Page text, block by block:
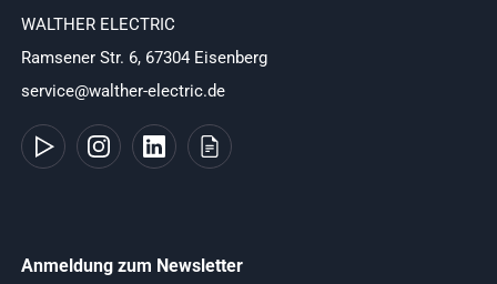
WALTHER ELECTRIC
Ramsener Str. 6, 67304 Eisenberg
service@walther-electric.de
Anmeldung zum Newsletter